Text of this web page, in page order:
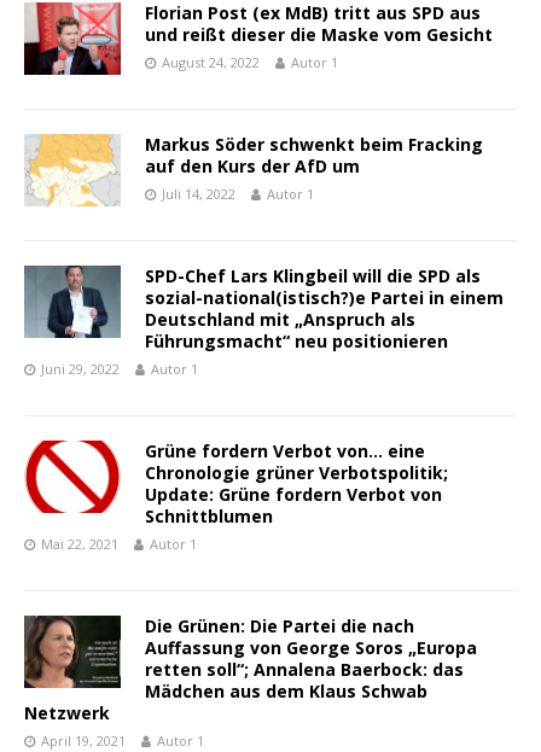
Florian Post (ex MdB) tritt aus SPD aus
und reißt dieser die Maske vom Gesicht
August 24, 2022 Autor 1
Markus Söder schwenkt beim Fracking
auf den Kurs der AfD um
Juli 14, 2022 Autor 1
SPD-Chef Lars Klingbeil will die SPD als
sozial-national(istisch?)e Partei in einem
Deutschland mit „Anspruch als
Führungsmacht“ neu positionieren
Juni 29, 2022 Autor 1
Grüne fordern Verbot von… eine
Chronologie grüner Verbotspolitik;
Update: Grüne fordern Verbot von
Schnittblumen
Mai 22, 2021 Autor 1
Die Grünen: Die Partei die nach
Auffassung von George Soros „Europa
retten soll“; Annalena Baerbock: das
Mädchen aus dem Klaus Schwab
Netzwerk
April 19, 2021 Autor 1